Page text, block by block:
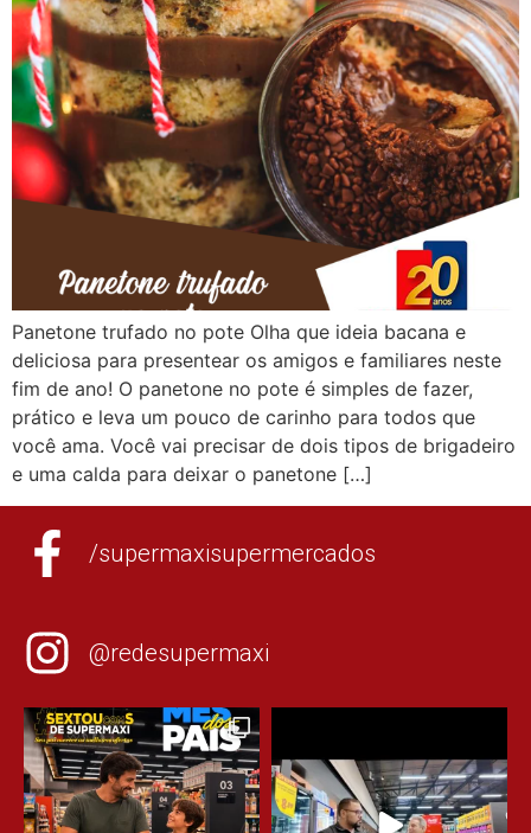
Panetone trufado no pote Olha que ideia bacana e
deliciosa para presentear os amigos e familiares neste
fim de ano! O panetone no pote é simples de fazer,
prático e leva um pouco de carinho para todos que
você ama. Você vai precisar de dois tipos de brigadeiro
e uma calda para deixar o panetone […]
/supermaxisupermercados
@redesupermaxi